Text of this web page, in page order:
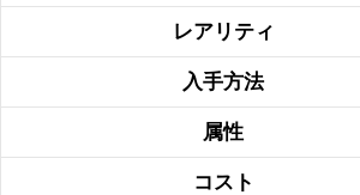
レアリティ
入手方法
属性
コスト